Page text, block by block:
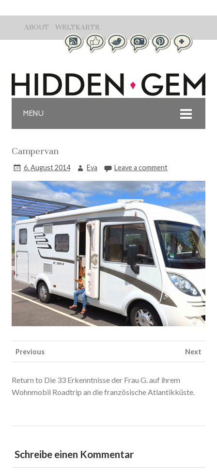
ABOUT WELTKARTE
MENU
Campervan
6. August 2014 Eva Leave a comment
Previous Next
Return to Die 33 Erkenntnisse der Frau G. auf ihrem
Wohnmobil Roadtrip an die französische Atlantikküste.
Schreibe einen Kommentar